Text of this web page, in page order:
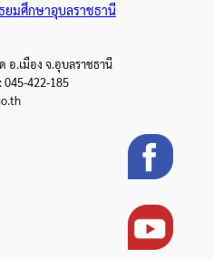
ยมศึกษาอุบลราชธานี
อ.เมือง จ.อุบลราชธานี
045-422-185